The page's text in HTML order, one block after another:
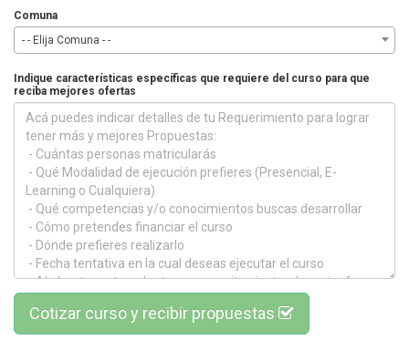
Comuna
- - Elija Comuna - -
Indique características específicas que requiere del curso para que
reciba mejores ofertas
Cotizar curso y recibir propuestas